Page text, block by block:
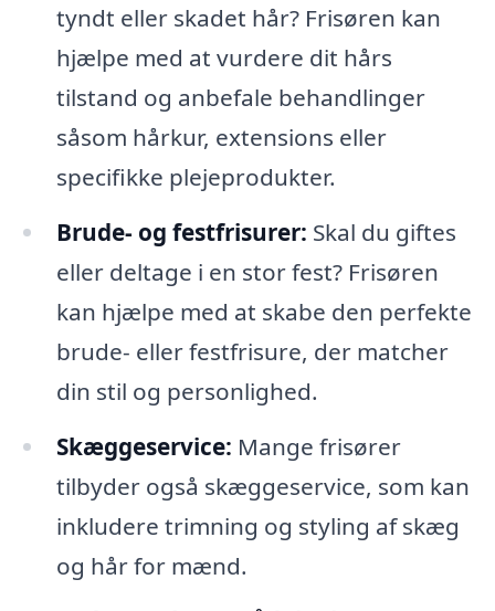
tyndt eller skadet hår? Frisøren kan
hjælpe med at vurdere dit hårs
tilstand og anbefale behandlinger
såsom hårkur, extensions eller
specifikke plejeprodukter.
Brude- og festfrisurer: Skal du giftes
eller deltage i en stor fest? Frisøren
kan hjælpe med at skabe den perfekte
brude- eller festfrisure, der matcher
din stil og personlighed.
Skæggeservice: Mange frisører
tilbyder også skæggeservice, som kan
inkludere trimning og styling af skæg
og hår for mænd.